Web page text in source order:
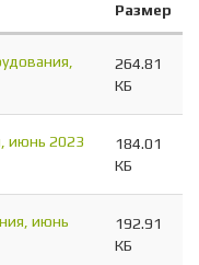
Размер
264.81
КБ
июнь 2023
184.01
КБ
июнь
192.91
КБ